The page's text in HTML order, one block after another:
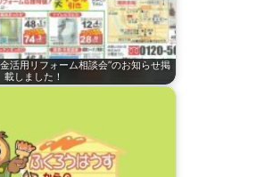
活用リフォーム相談会”のお知らせ掲
載しました！